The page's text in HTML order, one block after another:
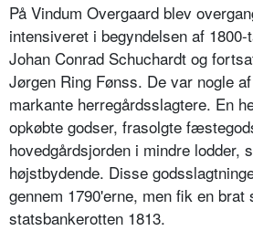
På Vindum Overgaard blev
intensiveret i begyndelsen af
Johan Conrad Schuchardt og
Jørgen Ring Fønss. De var nogle
markante herregårdsslagtere. En
opkøbte godser, frasolgte
hovedgårdsjorden i mindre lodder,
højstbydende. Disse
gennem 1790'erne, men fik en brat
statsbankerotten 1813.